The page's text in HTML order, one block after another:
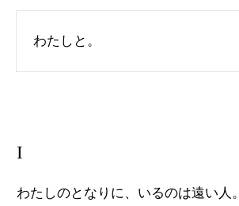
わたしと。
I
わたしのとなりに、いるのは遠い人。